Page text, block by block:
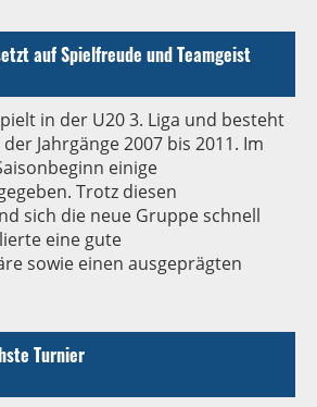
auf Spielfreude und Teamgeist
in der U20 3. Liga und besteht
Jahrgänge 2007 bis 2011. Im
einige
Trotz diesen
sich die neue Gruppe schnell
eine gute
sowie einen ausgeprägten
Turnier